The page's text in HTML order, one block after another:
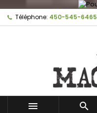
Téléphone: 450-545-6465
 